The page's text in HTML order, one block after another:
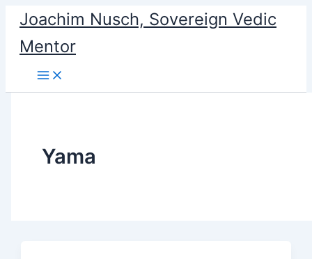
content
Joachim Nusch, Sovereign Vedic
Mentor
Yama